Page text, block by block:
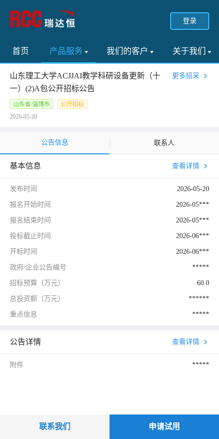
登录
首页 产品服务 我们的客户 关于我们
山东理工大学ACJJAI教学科研设备更新（十
一）(2)A包公开招标公告
更多招采
山东省/淄博市
公开招标
2026-05-20
公告信息 联系人
基本信息 查看详情
发布时间 2026-05-20
报名开始时间 2026-05***
报名结束时间 2026-05***
投标截止时间 2026-06***
开标时间 2026-06***
政府/企业公告编号 *****
招标预算（万元） 60.0
总投资额（万元） ******
重点信息 *****
公告详情 查看详情
附件 *****
联系我们 申请试用